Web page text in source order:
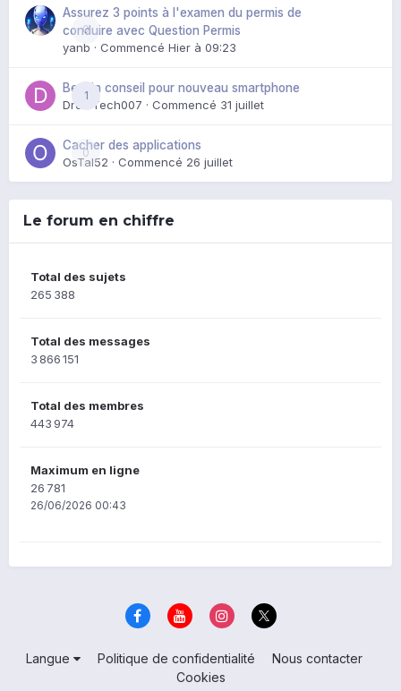
0
Assurez 3 points à l'examen du permis de
conduire avec Question Permis
yanb · Commencé Hier à 09:23
1
Besoin conseil pour nouveau smartphone
DroidTech007 · Commencé 31 juillet
0
Cacher des applications
OsTal52 · Commencé 26 juillet
Le forum en chiffre
Total des sujets
265 388
Total des messages
3 866 151
Total des membres
443 974
Maximum en ligne
26 781
26/06/2026 00:43
Langue Politique de confidentialité
Nous contacter
Cookies